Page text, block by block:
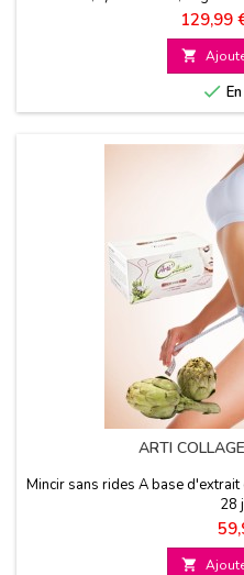
jusqu’à 4,6 fois plus
Prix
129,99


ARTI
Mincir sans rides A base
28
Prix
